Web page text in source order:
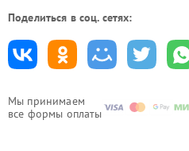
Мы принимаем
все формы оплаты
Поделиться в соц. сетях: